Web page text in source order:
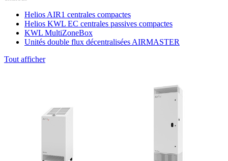
Helios AIR1 centrales compactes
Helios KWL EC centrales passives compactes
KWL MultiZoneBox
Unités double flux décentralisées AIRMASTER
Tout afficher